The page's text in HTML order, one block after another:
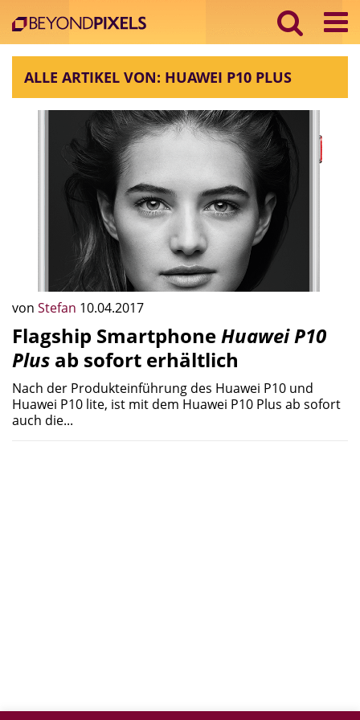
ALLE ARTIKEL VON: HUAWEI P10 PLUS
von Stefan 10.04.2017
Flagship SmartphoneHuawei P10
Plus ab sofort erhältlich
Nach der Produkteinführung des Huawei P10 und
Huawei P10 lite, ist mit dem Huawei P10 Plus ab sofort
auch die...